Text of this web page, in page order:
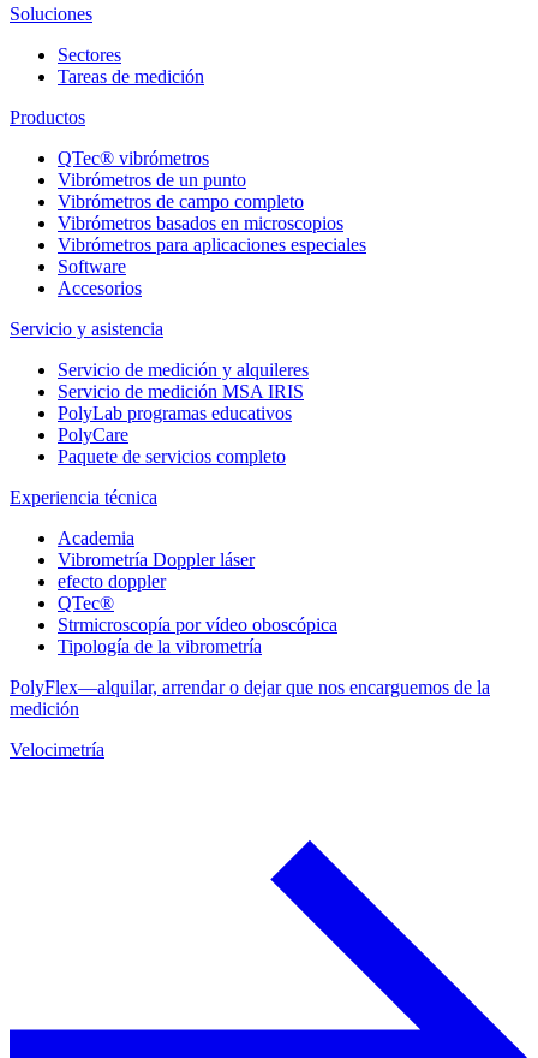
Soluciones
Sectores
Tareas de medición
Productos
QTec® vibrómetros
Vibrómetros de un punto
Vibrómetros de campo completo
Vibrómetros basados en microscopios
Vibrómetros para aplicaciones especiales
Software
Accesorios
Servicio y asistencia
Servicio de medición y alquileres
Servicio de medición MSA IRIS
PolyLab programas educativos
PolyCare
Paquete de servicios completo
Experiencia técnica
Academia
Vibrometría Doppler láser
efecto doppler
QTec®
Strmicroscopía por vídeo oboscópica
Tipología de la vibrometría
PolyFlex—alquilar, arrendar o dejar que nos encarguemos de la
medición
Velocimetría